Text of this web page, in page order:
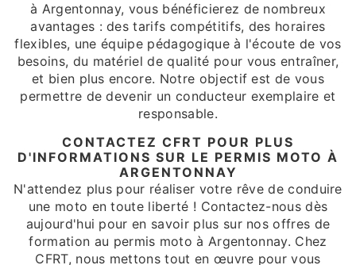
à Argentonnay, vous bénéficierez de nombreux
avantages : des tarifs compétitifs, des horaires
flexibles, une équipe pédagogique à l'écoute de vos
besoins, du matériel de qualité pour vous entraîner,
et bien plus encore. Notre objectif est de vous
permettre de devenir un conducteur exemplaire et
responsable.
CONTACTEZ CFRT POUR PLUS
D'INFORMATIONS SUR LE PERMIS MOTO À
ARGENTONNAY
N'attendez plus pour réaliser votre rêve de conduire
une moto en toute liberté ! Contactez-nous dès
aujourd'hui pour en savoir plus sur nos offres de
formation au permis moto à Argentonnay. Chez
CFRT, nous mettons tout en œuvre pour vous